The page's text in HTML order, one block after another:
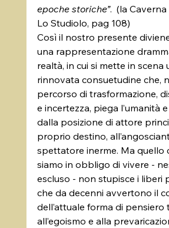
epoche storiche”.  (la
Lo Studiolo, pag 108)
Così il nostro presente
una rappresentazione
realtà, in cui si mette in scena
rinnovata consuetudine che,
percorso di trasformazione,
e incertezza, piega l’umanità
dalla posizione di attore
proprio destino,
spettatore inerme. Ma quello
siamo in obbligo di vivere -
escluso - non stupisce i liberi
che da decenni avvertono il
dell’attuale forma di pensiero
all’egoismo e alla